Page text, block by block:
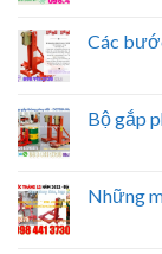
Các
Bộ gắp
Những